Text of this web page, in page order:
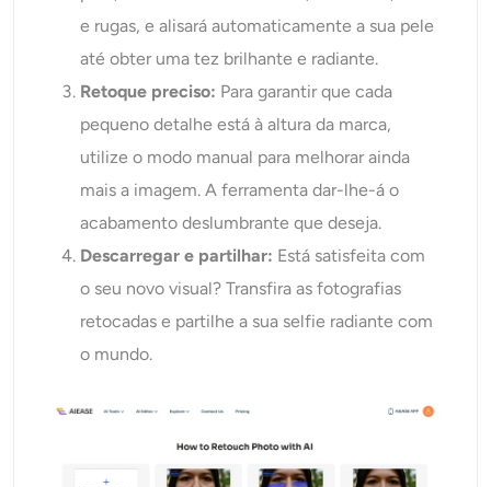
e rugas, e alisará automaticamente a sua pele
até obter uma tez brilhante e radiante.
Retoque preciso: Para garantir que cada
pequeno detalhe está à altura da marca,
utilize o modo manual para melhorar ainda
mais a imagem. A ferramenta dar-lhe-á o
acabamento deslumbrante que deseja.
Descarregar e partilhar: Está satisfeita com
o seu novo visual? Transfira as fotografias
retocadas e partilhe a sua selfie radiante com
o mundo.